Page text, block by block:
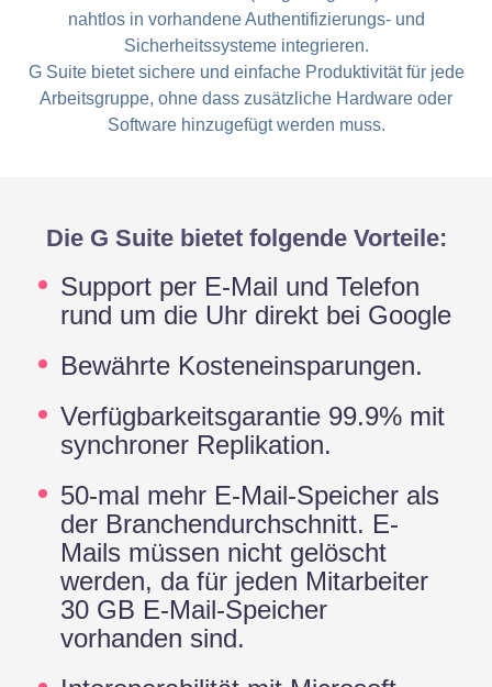
nahtlos in vorhandene Authentifizierungs- und
Sicherheitssysteme integrieren.
G Suite bietet sichere und einfache Produktivität für jede
Arbeitsgruppe, ohne dass zusätzliche Hardware oder
Software hinzugefügt werden muss.
Die G Suite bietet folgende Vorteile:
Support per E-Mail und Telefon
rund um die Uhr direkt bei Google
Bewährte Kosteneinsparungen.
Verfügbarkeitsgarantie 99.9% mit
synchroner Replikation.
50-mal mehr E-Mail-Speicher als
der Branchendurchschnitt. E-
Mails müssen nicht gelöscht
werden, da für jeden Mitarbeiter
30 GB E-Mail-Speicher
vorhanden sind.